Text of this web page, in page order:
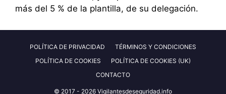
más del 5 % de la plantilla, de su delegación.
POLÍTICA DE PRIVACIDAD
TÉRMINOS Y CONDICIONES
POLÍTICA DE COOKIES
POLÍTICA DE COOKIES (UK)
CONTACTO
© 2017 - 2026 Vigilantesdeseguridad.info